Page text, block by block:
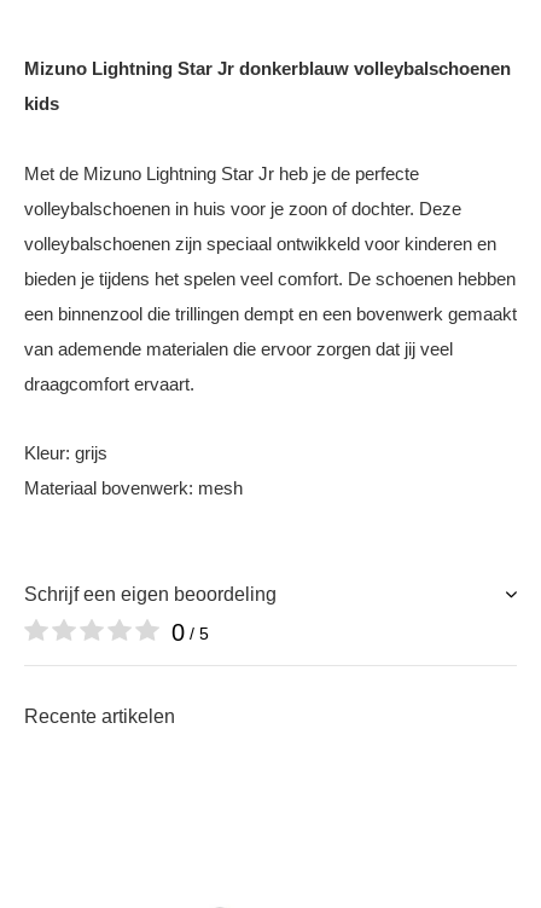
Mizuno Lightning Star Jr donkerblauw volleybalschoenen
kids
Met de Mizuno Lightning Star Jr heb je de perfecte
volleybalschoenen in huis voor je zoon of dochter. Deze
volleybalschoenen zijn speciaal ontwikkeld voor kinderen en
bieden je tijdens het spelen veel comfort. De schoenen hebben
een binnenzool die trillingen dempt en een bovenwerk gemaakt
van ademende materialen die ervoor zorgen dat jij veel
draagcomfort ervaart.
Kleur: grijs
Materiaal bovenwerk: mesh
Schrijf een eigen beoordeling
0 / 5
Recente artikelen